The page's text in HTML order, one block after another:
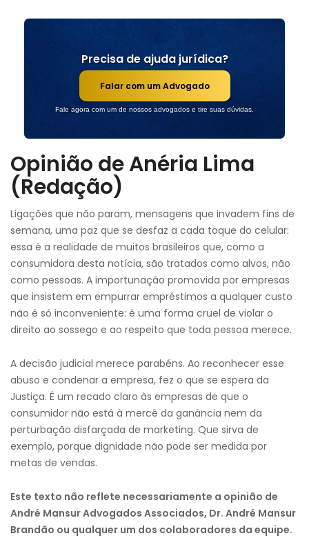
Precisa de ajuda jurídica?
Falar com um Advogado
Fale agora com um de nossos advogados e tire suas dúvidas.
Opinião de Anéria Lima
(Redação)
Ligações que não param, mensagens que invadem fins de
semana, uma paz que se desfaz a cada toque do celular:
essa é a realidade de muitos brasileiros que, como a
consumidora desta notícia, são tratados como alvos, não
como pessoas. A importunação promovida por empresas
que insistem em empurrar empréstimos a qualquer custo
não é só inconveniente: é uma forma cruel de violar o
direito ao sossego e ao respeito que toda pessoa merece.
A decisão judicial merece parabéns. Ao reconhecer esse
abuso e condenar a empresa, fez o que se espera da
Justiça. É um recado claro às empresas de que o
consumidor não está à mercê da ganância nem da
perturbação disfarçada de marketing. Que sirva de
exemplo, porque dignidade não pode ser medida por
metas de vendas.
Este texto não reflete necessariamente a opinião de
André Mansur Advogados Associados, Dr. André Mansur
Brandão ou qualquer um dos colaboradores da equipe.